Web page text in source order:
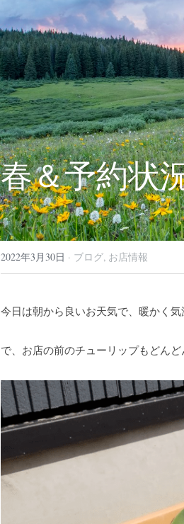
春＆予約状
2022年3月30日 · ブログ, お店情報
今日は朝から良いお天気で、暖かく
で、お店の前のチューリップもどんど